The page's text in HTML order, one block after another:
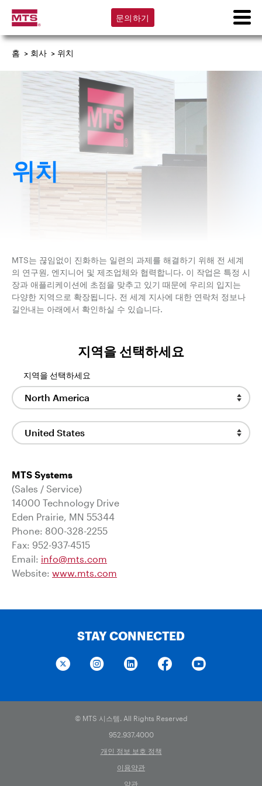
문의하기
홈 > 회사 > 위치
위치
MTS는 끊임없이 진화하는 일련의 과제를 해결하기 위해 전 세계
의 연구원, 엔지니어 및 제조업체와 협력합니다. 이 작업은 특정 시
장과 애플리케이션에 초점을 맞추고 있기 때문에 우리의 입지는
다양한 지역으로 확장됩니다. 전 세계 지사에 대한 연락처 정보나
길안내는 아래에서 확인하실 수 있습니다.
지역을 선택하세요
지역을 선택하세요
MTS Systems
(Sales / Service)
14000 Technology Drive
Eden Prairie, MN 55344
Phone: 800-328-2255
Fax: 952-937-4515
Email: info@mts.com
Website: www.mts.com
STAY CONNECTED
© MTS 시스템. All Rights Reserved
952.937.4000
개인 정보 보호 정책
이용약관
약관